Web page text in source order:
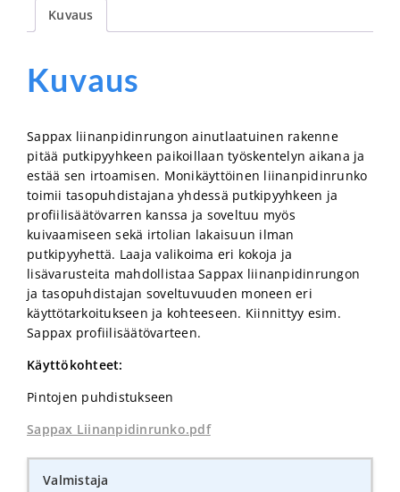
Kuvaus
Kuvaus
Sappax liinanpidinrungon ainutlaatuinen rakenne
pitää putkipyyhkeen paikoillaan työskentelyn aikana ja
estää sen irtoamisen. Monikäyttöinen liinanpidinrunko
toimii tasopuhdistajana yhdessä putkipyyhkeen ja
profiilisäätövarren kanssa ja soveltuu myös
kuivaamiseen sekä irtolian lakaisuun ilman
putkipyyhettä. Laaja valikoima eri kokoja ja
lisävarusteita mahdollistaa Sappax liinanpidinrungon
ja tasopuhdistajan soveltuvuuden moneen eri
käyttötarkoitukseen ja kohteeseen. Kiinnittyy esim.
Sappax profiilisäätövarteen.
Käyttökohteet:
Pintojen puhdistukseen
Sappax Liinanpidinrunko.pdf
Valmistaja